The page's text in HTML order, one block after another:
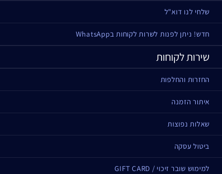
שלחי לנו דוא"ל
חדש! ניתן לפנות לשרות לקוחות בWhatsApp
שירות לקוחות
החזרות והחלפות
איתור הזמנה
שאלות נפוצות
ביטול עסקה
למימוש שובר זיכוי / GIFT CARD